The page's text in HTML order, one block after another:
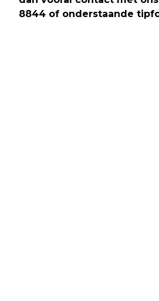
8844 of onderstaande